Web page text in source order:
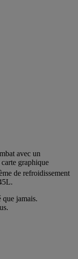
avec un
graphique
de refroidissement
que jamais.